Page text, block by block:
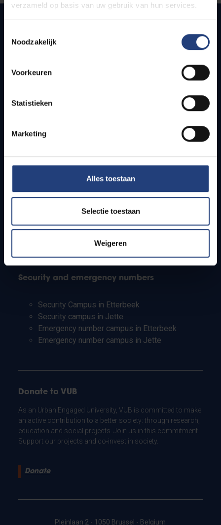
verzameld op basis van uw gebruik van hun services.
Noodzakelijk
Voorkeuren
Statistieken
Marketing
Alles toestaan
Selectie toestaan
Weigeren
Quick links
How to get to the VUB campuses
Students
PhD students
Teachers and secondary schools
Working students
Security and emergency numbers
Security Campus in Etterbeek
Security campus in Jette
Emergency number campus in Etterbeek
Emergency number campus in Jette
Donate to VUB
As an Urban Engaged University, VUB is committed to make
an active contribution to a better society: through research,
education and social projects. Join us in this commitment.
Support our projects and co-invest in society.
Donate
Pleinlaan 2 - 1050 Brussel - Belgium